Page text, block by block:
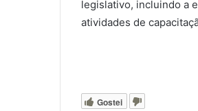
legislativo, incluindo a
atividades de
Gostei